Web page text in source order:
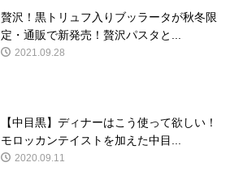
贅沢！黒トリュフ入りブッラータが秋冬限
定・通販で新発売！贅沢パスタと...
2021.09.28
【中目黒】ディナーはこう使って欲しい！
モロッカンテイストを加えた中目...
2020.09.11